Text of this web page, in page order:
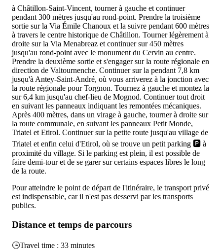
à Châtillon-Saint-Vincent, tourner à gauche et continuer
pendant 300 mètres jusqu'au rond-point. Prendre la troisième
sortie sur la Via Émile Chanoux et la suivre pendant 600 mètres
à travers le centre historique de Châtillon. Tourner légèrement à
droite sur la Via Menabreaz et continuer sur 450 mètres
jusqu'au rond-point avec le monument du Cervin au centre.
Prendre la deuxième sortie et s'engager sur la route régionale en
direction de Valtournenche. Continuer sur la pendant 7,8 km
jusqu'à Antey-Saint-André, où vous arriverez à la jonction avec
la route régionale pour Torgnon. Tournez à gauche et montez la
sur 6,4 km jusqu'au chef-lieu de Mognod. Continuer tout droit
en suivant les panneaux indiquant les remontées mécaniques.
Après 400 mètres, dans un virage à gauche, tourner à droite sur
la route communale, en suivant les panneaux Petit Monde,
Triatel et Etirol. Continuer sur la petite route jusqu'au village de
Triatel et enfin celui d'Etirol, où se trouve un petit parking 🅿️ à
proximité du village. Si le parking est plein, il est possible de
faire demi-tour et de se garer sur certains espaces libres le long
de la route.
Pour atteindre le point de départ de l'itinéraire, le transport privé
est indispensable, car il n'est pas desservi par les transports
publics.
Distance et temps de parcours
🕒Travel time : 33 minutes